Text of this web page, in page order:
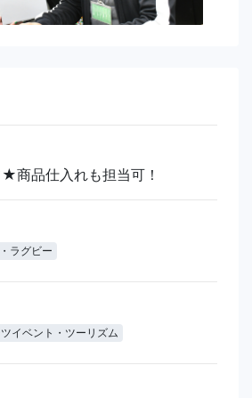
商品仕入れも担当可！
ラグビー
イベント・ツーリズム